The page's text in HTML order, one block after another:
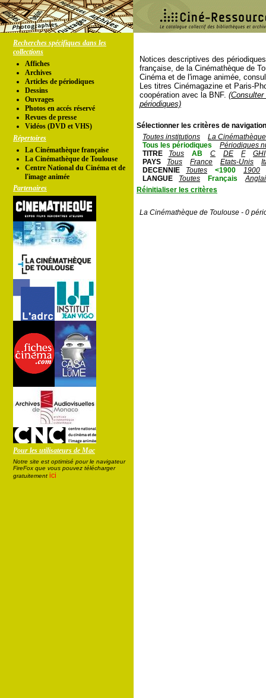
Recherches spécifiques dans les
collections
Affiches
Archives
Articles de périodiques
Dessins
Ouvrages
Photos en accés réservé
Revues de presse
Vidéos (DVD et VHS)
Répertoires
La Cinémathèque française
La Cinémathèque de Toulouse
Centre National du Cinéma et de
l'image animée
Partenaires
Pour les utilisateurs de Mac
Notre site est optimisé pour le navigateur
FireFox que vous pouvez télécharger
gratuitement ici
Notices descriptives des
française, de la Cinémathèque de
Cinéma et de l'image animée,
Les titres Cinémagazine et Paris-
coopération avec la BNF.
périodiques)
Sélectionner les critères de
Toutes institutions
La
Tous les périodiques
Périodiques
TITRE
Tous AB C DE F
GHI
PAYS
Tous France Etats-Unis
DECENNIE
Toutes <1900
1900
LANGUE
Toutes Français
Réinitialiser les critères
La Cinémathèque de Toulouse - 0